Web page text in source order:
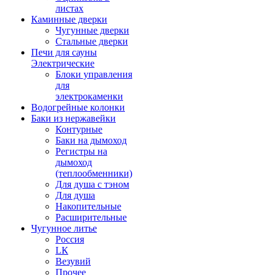
листах
Каминные дверки
Чугунные дверки
Стальные дверки
Печи для сауны
Электрические
Блоки управления
для
электрокаменки
Водогрейные колонки
Баки из нержавейки
Контурные
Баки на дымоход
Регистры на
дымоход
(теплообменники)
Для душа с тэном
Для душа
Накопительные
Расширительные
Чугунное литье
Россия
LК
Везувий
Прочее